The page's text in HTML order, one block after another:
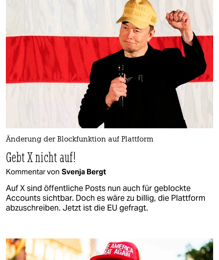
Änderung der Blockfunktion auf Plattform
Gebt X nicht auf!
Kommentar von Svenja Bergt
Auf X sind öffentliche Posts nun auch für geblockte
Accounts sichtbar. Doch es wäre zu billig, die Plattform
abzuschreiben. Jetzt ist die EU gefragt.